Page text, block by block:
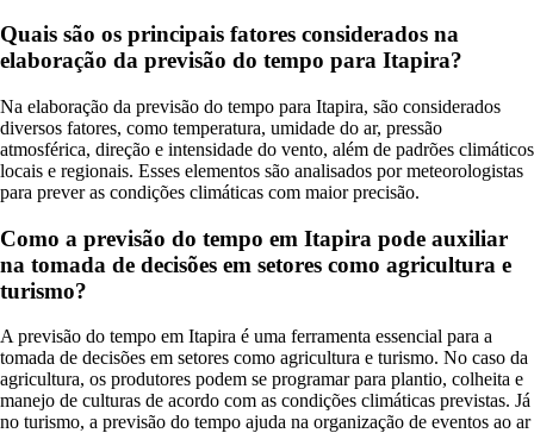
Quais são os principais fatores considerados na
elaboração da previsão do tempo para Itapira?
Na elaboração da previsão do tempo para Itapira, são considerados
diversos fatores, como temperatura, umidade do ar, pressão
atmosférica, direção e intensidade do vento, além de padrões climáticos
locais e regionais. Esses elementos são analisados por meteorologistas
para prever as condições climáticas com maior precisão.
Como a previsão do tempo em Itapira pode auxiliar
na tomada de decisões em setores como agricultura e
turismo?
A previsão do tempo em Itapira é uma ferramenta essencial para a
tomada de decisões em setores como agricultura e turismo. No caso da
agricultura, os produtores podem se programar para plantio, colheita e
manejo de culturas de acordo com as condições climáticas previstas. Já
no turismo, a previsão do tempo ajuda na organização de eventos ao ar